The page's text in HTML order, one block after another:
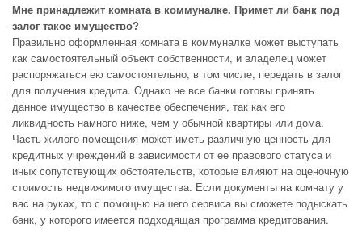
Мне принадлежит комната в коммуналке. Примет ли банк под
залог такое имущество?
Правильно оформленная комната в коммуналке может выступать
как самостоятельный объект собственности, и владелец может
распоряжаться ею самостоятельно, в том числе, передать в залог
для получения кредита. Однако не все банки готовы принять
данное имущество в качестве обеспечения, так как его
ликвидность намного ниже, чем у обычной квартиры или дома.
Часть жилого помещения может иметь различную ценность для
кредитных учреждений в зависимости от ее правового статуса и
иных сопутствующих обстоятельств, которые влияют на оценочную
стоимость недвижимого имущества. Если документы на комнату у
вас на руках, то с помощью нашего сервиса вы сможете подыскать
банк, у которого имеется подходящая программа кредитования.